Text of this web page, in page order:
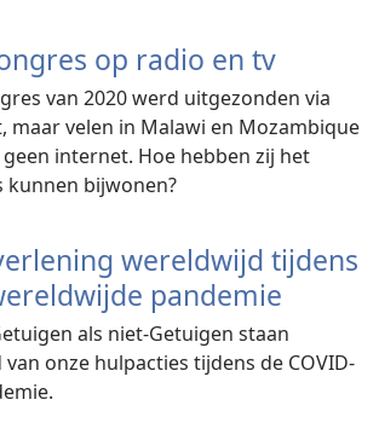
op radio en tv
van 2020 werd uitgezonden via
maar velen in Malawi en Mozambique
internet. Hoe hebben zij het
kunnen bijwonen?
wereldwijd tijdens
pandemie
als niet-Getuigen staan
onze hulpacties tijdens de COVID-